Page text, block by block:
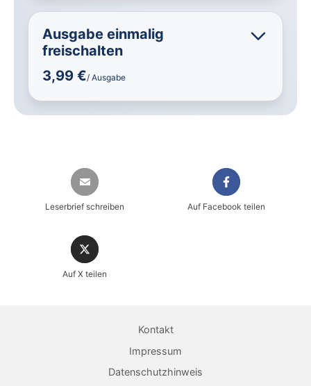
Ausgabe einmalig
freischalten
3,99 €/ Ausgabe
Dauerhaft als PDF behalten
Jetzt kaufen
Leserbrief schreiben Auf Facebook teilen
Auf X teilen
Kontakt
Impressum
Datenschutzhinweis